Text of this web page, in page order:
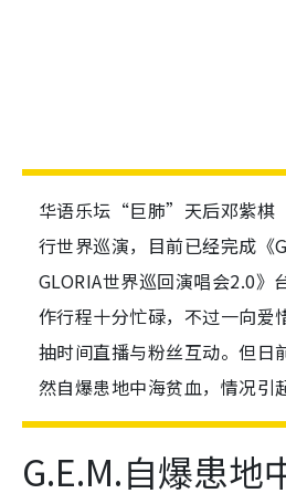
华语乐坛“巨肺”天后邓紫棋
行世界巡演，目前已经完成《
GLORIA世界巡回演唱会2.0》
作行程十分忙碌，不过一向爱
抽时间直播与粉丝互动。但日
然自爆患地中海贫血，情况引
G.E.M.自爆患地